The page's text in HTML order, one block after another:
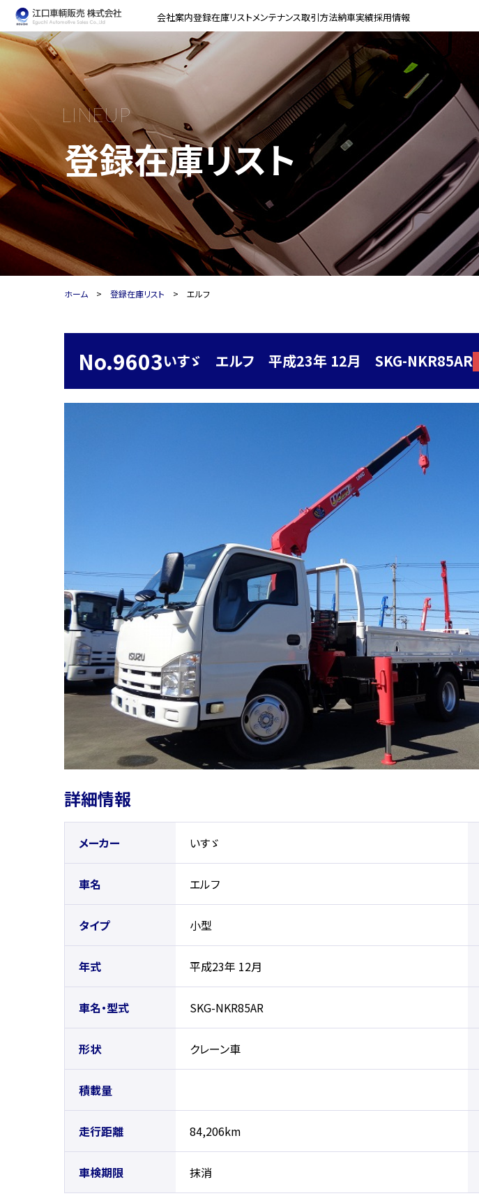
会社案内登録在庫リストメンテナンス取引方法納車実績採用情報
LINEUP
登録在庫リスト
ホーム 登録在庫リスト エルフ
No.9603いすゞ エルフ 平成23年 12月 SKG-NKR85AR
詳細情報
メーカー いすゞ
車名 エルフ
タイプ 小型
年式 平成23年 12月
車名・型式 SKG-NKR85AR
形状 クレーン車
積載量
走行距離 84,206km
車検期限 抹消